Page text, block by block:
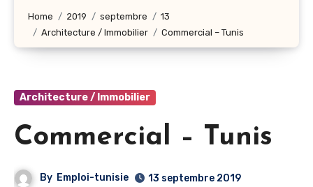
Home 2019 septembre
13
Architecture / Immobilier
Commercial – Tunis
Architecture / Immobilier
Commercial – Tunis
By Emploi-tunisie 13 septembre 2019